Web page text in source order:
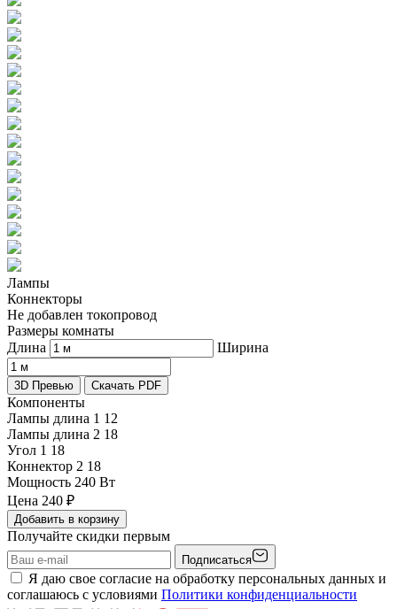
Лампы
Коннекторы
Не добавлен токопровод
Размеры комнаты
Длина
Ширина
3D Превью Скачать PDF
Компоненты
Лампы длина 1 12
Лампы длина 2 18
Угол 1 18
Коннектор 2 18
Мощность 240 Вт
Цена 240 ₽
Добавить в корзину
Получайте скидки первым
Подписаться
Я даю свое согласие на обработку персональных данных и
соглашаюсь с условиями Политики конфиденциальности